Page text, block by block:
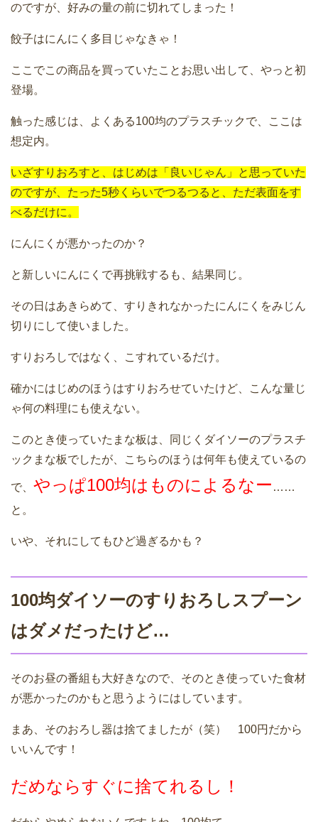
のですが、好みの量の前に切れてしまった！
餃子はにんにく多目じゃなきゃ！
ここでこの商品を買っていたことお思い出して、やっと初
登場。
触った感じは、よくある100均のプラスチックで、ここは
想定内。
いざすりおろすと、はじめは「良いじゃん」と思っていた
のですが、たった5秒くらいでつるつると、ただ表面をす
べるだけに。
にんにくが悪かったのか？
と新しいにんにくで再挑戦するも、結果同じ。
その日はあきらめて、すりきれなかったにんにくをみじん
切りにして使いました。
すりおろしではなく、こすれているだけ。
確かにはじめのほうはすりおろせていたけど、こんな量じ
ゃ何の料理にも使えない。
このとき使っていたまな板は、同じくダイソーのプラスチ
ックまな板でしたが、こちらのほうは何年も使えているの
で、 やっぱ100均はものによるなー ……
と。
いや、それにしてもひど過ぎるかも？
100均ダイソーのすりおろしスプーン
はダメだったけど…
そのお昼の番組も大好きなので、そのとき使っていた食材
が悪かったのかもと思うようにはしています。
まあ、そのおろし器は捨てましたが（笑） 100円だから
いいんです！
だめならすぐに捨てれるし！